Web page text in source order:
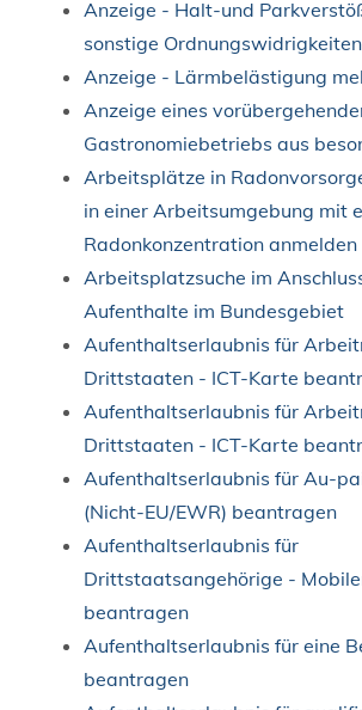
Anzeige - Halt-und
sonstige Ordnungswidrigkeiten
Anzeige - Lärmbelästigung
Anzeige eines
Gastronomiebetriebs aus
Arbeitsplätze in
in einer Arbeitsumgebung mit
Radonkonzentration anmelden
Arbeitsplatzsuche im
Aufenthalte im Bundesgebiet
Aufenthaltserlaubnis für
Drittstaaten - ICT-Karte
Aufenthaltserlaubnis für
Drittstaaten - ICT-Karte
Aufenthaltserlaubnis für Au-
(Nicht-EU/EWR) beantragen
Aufenthaltserlaubnis für
Drittstaatsangehörige -
beantragen
Aufenthaltserlaubnis für eine
beantragen